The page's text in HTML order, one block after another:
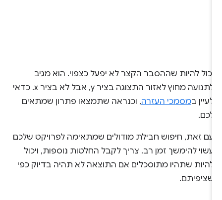
יכול להיות שההסבר הקצר לא יפעל כצפוי. הוא מגיב
לתנועה מחוץ לאזור התצוגה בציר y, אבל לא בציר x. כדאי
לעיין ב מסמכי העזרה, וכנראה שתמצאו פתרון שמתאים
לכם.
עם זאת, חיפוש חבילת מודולים שמתאימה לפרויקט שלכם
עשוי להימשך זמן רב. צריך לקבל החלטות נוספות, ויכול
להיות שתהיו מתוסכלים אם התוצאה לא תהיה בדיוק כפי
שציפיתם.